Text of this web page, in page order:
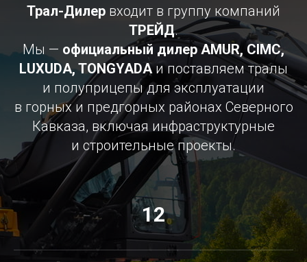
Трал-Дилер входит в группу компаний
ТРЕЙД.
Мы — официальный дилер AMUR, CIMC,
LUXUDA, TONGYADAи поставляем тралы
и полуприцепы для эксплуатации
в горных и предгорных районах Северного
Кавказа, включая инфраструктурные
и строительные проекты.
12